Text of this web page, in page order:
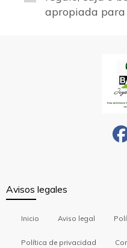
apropiada
Avisos legales
Inicio Aviso legal
Política de privacidad